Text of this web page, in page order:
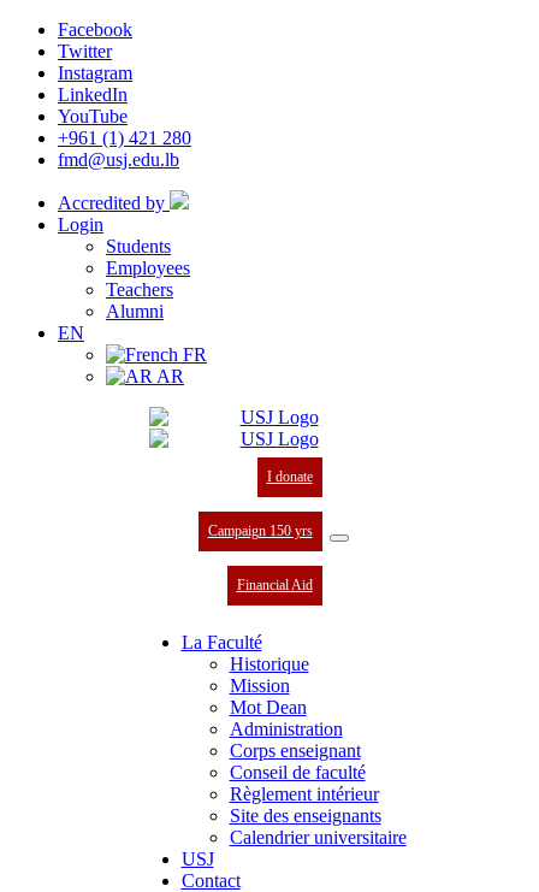
Facebook
Twitter
Instagram
LinkedIn
YouTube
+961 (1) 421 280
fmd@usj.edu.lb
Accredited by
Login
Students
Employees
Teachers
Alumni
EN
FR
AR
I donate
Campaign 150 yrs
Financial Aid
La Faculté
Historique
Mission
Mot Dean
Administration
Corps enseignant
Conseil de faculté
Règlement intérieur
Site des enseignants
Calendrier universitaire
USJ
Contact